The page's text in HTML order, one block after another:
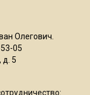
Олегович.
05
д. 5